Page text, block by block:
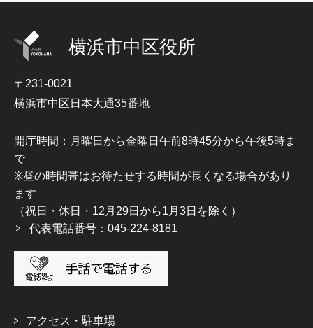
横浜市中区役所
〒231-0021
横浜市中区日本大通35番地
開庁時間：月曜日から金曜日午前8時45分から午後5時ま
で
※昼の時間帯はお待たせする時間が長くなる場合があり
ます
（祝日・休日・12月29日から1月3日を除く）
代表電話番号：045-224-8181
アクセス・駐車場